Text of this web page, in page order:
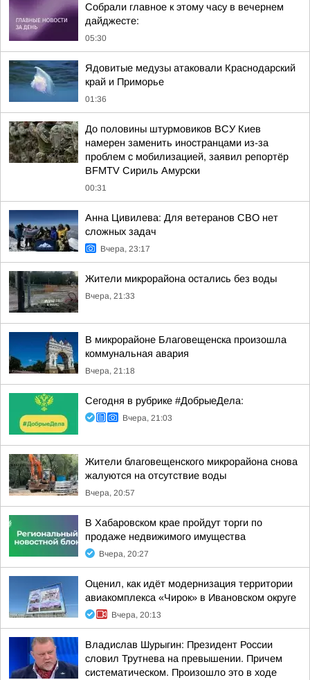
Собрали главное к этому часу в вечернем
дайджесте:
05:30
Ядовитые медузы атаковали Краснодарский
край и Приморье
01:36
До половины штурмовиков ВСУ Киев
намерен заменить иностранцами из-за
проблем с мобилизацией, заявил репортёр
BFMTV Сириль Амурски
00:31
Анна Цивилева: Для ветеранов СВО нет
сложных задач
Вчера, 23:17
Жители микрорайона остались без воды
Вчера, 21:33
В микрорайоне Благовещенска произошла
коммунальная авария
Вчера, 21:18
Сегодня в рубрике #ДобрыеДела:
Вчера, 21:03
Жители благовещенского микрорайона снова
жалуются на отсутствие воды
Вчера, 20:57
В Хабаровском крае пройдут торги по
продаже недвижимого имущества
Вчера, 20:27
Оценил, как идёт модернизация территории
авиакомплекса «Чирок» в Ивановском округе
Вчера, 20:13
Владислав Шурыгин: Президент России
словил Трутнева на превышении. Причем
систематическом. Произошло это в ходе